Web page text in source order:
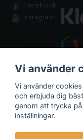
Facebook
Instagram
Fraktalternativ
Vi använder
Vi använder
och erbjuda dig
genom att trycka på
inställningar.